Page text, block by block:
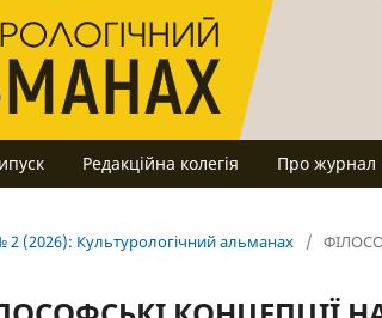
Редакційна колегія Про журнал
2 (2026): Культурологічний альманах /